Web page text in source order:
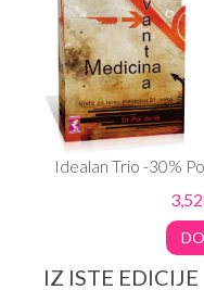
Idealan Trio -30%
IZ ISTE EDICIJE